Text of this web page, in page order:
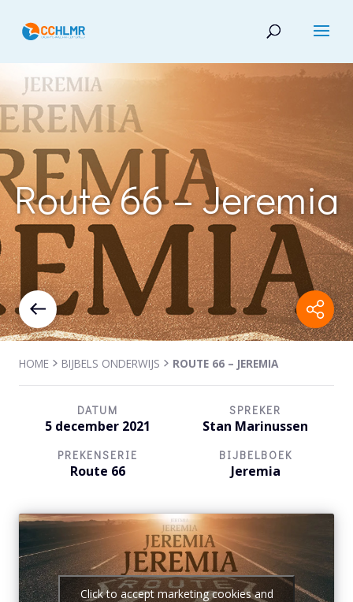
Route 66 – Jeremia
HOME BIJBELS ONDERWIJS ROUTE 66 – JEREMIA
DATUM
5 december 2021
SPREKER
Stan Marinussen
PREKENSERIE
Route 66
BIJBELBOEK
Jeremia
Click to accept marketing cookies and